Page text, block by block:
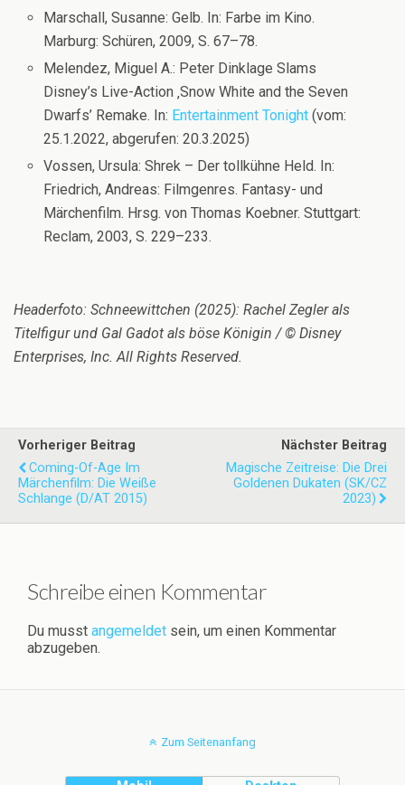
Marschall, Susanne: Gelb. In: Farbe im Kino.
Marburg: Schüren, 2009, S. 67–78.
Melendez, Miguel A.: Peter Dinklage Slams
Disney’s Live-Action ‚Snow White and the Seven
Dwarfs’ Remake. In: Entertainment Tonight (vom:
25.1.2022, abgerufen: 20.3.2025)
Vossen, Ursula: Shrek – Der tollkühne Held. In:
Friedrich, Andreas: Filmgenres. Fantasy- und
Märchenfilm. Hrsg. von Thomas Koebner. Stuttgart:
Reclam, 2003, S. 229–233.
Headerfoto: Schneewittchen (2025): Rachel Zegler als
Titelfigur und Gal Gadot als böse Königin / © Disney
Enterprises, Inc. All Rights Reserved.
Vorheriger Beitrag
Coming-Of-Age Im
Märchenfilm: Die Weiße
Schlange (D/AT 2015)
Nächster Beitrag
Magische Zeitreise: Die Drei
Goldenen Dukaten (SK/CZ
2023)
Schreibe einen Kommentar
Du musst angemeldet sein, um einen Kommentar
abzugeben.
Zum Seitenanfang